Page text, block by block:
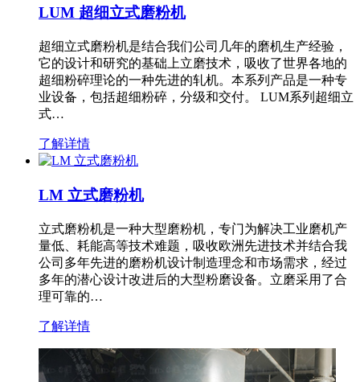
LUM 超细立式磨粉机
超细立式磨粉机是结合我们公司几年的磨机生产经验，
它的设计和研究的基础上立磨技术，吸收了世界各地的
超细粉碎理论的一种先进的轧机。本系列产品是一种专
业设备，包括超细粉碎，分级和交付。 LUM系列超细立
式…
了解详情
LM 立式磨粉机
立式磨粉机是一种大型磨粉机，专门为解决工业磨机产
量低、耗能高等技术难题，吸收欧洲先进技术并结合我
公司多年先进的磨粉机设计制造理念和市场需求，经过
多年的潜心设计改进后的大型粉磨设备。立磨采用了合
理可靠的…
了解详情